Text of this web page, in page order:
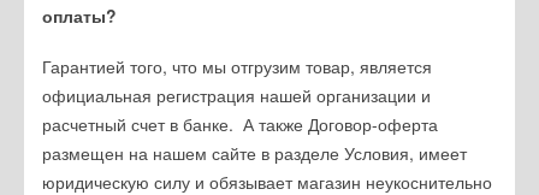
оплаты?
Гарантией того, что мы отгрузим товар, является
официальная регистрация нашей организации и
расчетный счет в банке. А также Договор-оферта
размещен на нашем сайте в разделе Условия, имеет
юридическую силу и обязывает магазин неукоснительно